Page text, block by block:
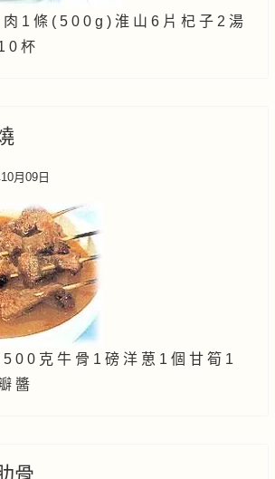
1 條 ( 5 0 0 g ) 淮 山 6 片 杞 子 2 湯
0 杯
月09日
0 0 克 牛 骨 1 磅 洋 葸 1 個 甘 筍 1
醬
骨